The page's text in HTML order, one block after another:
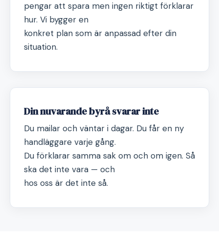
pengar att spara men ingen riktigt förklarar
hur. Vi bygger en
konkret plan som är anpassad efter din
situation.
Din nuvarande byrå svarar inte
Du mailar och väntar i dagar. Du får en ny
handläggare varje gång.
Du förklarar samma sak om och om igen. Så
ska det inte vara — och
hos oss är det inte så.